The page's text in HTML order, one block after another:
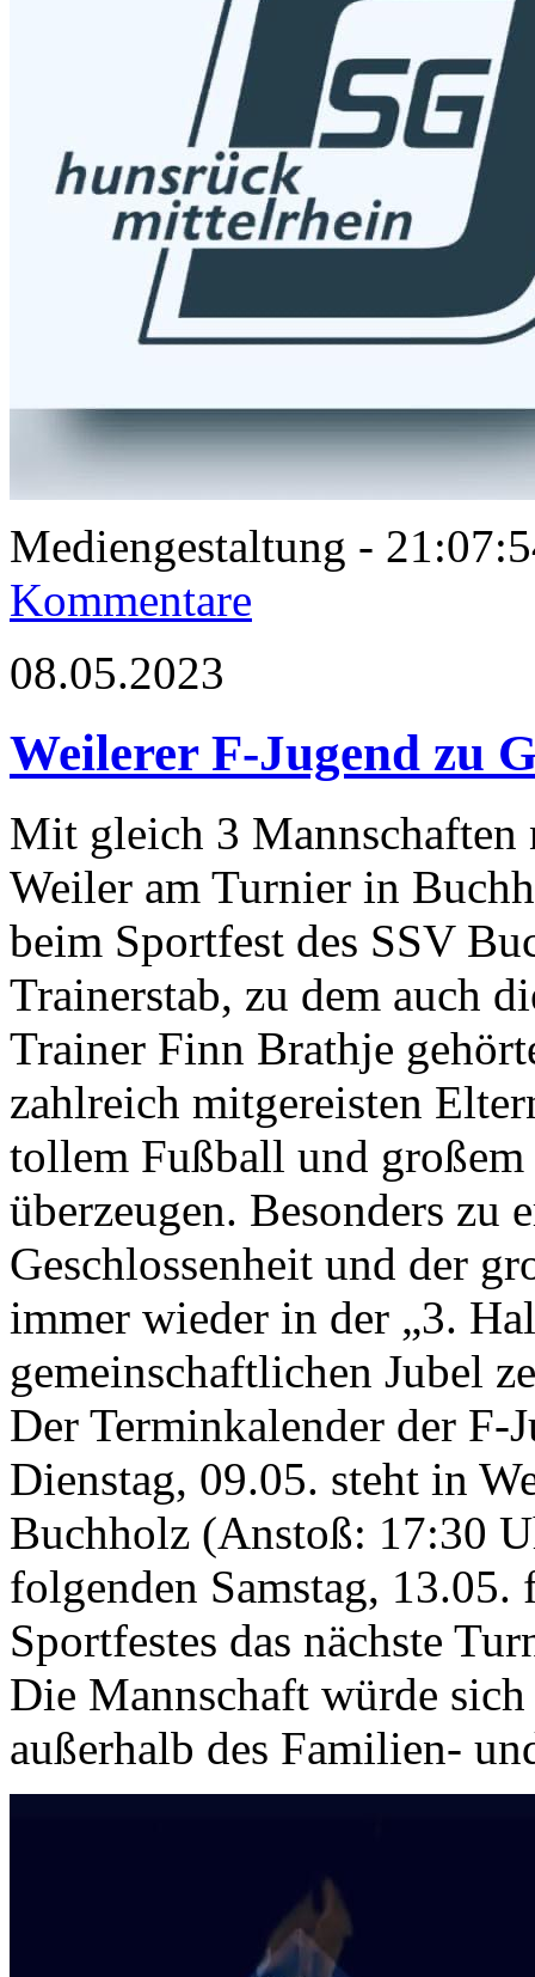
Mediengestaltung -
Kommentare
08.05.2023
Weilerer F-Jugend zu
Mit gleich 3 Mannschaften
Weiler am Turnier in
beim Sportfest des SSV
Trainerstab, zu dem auch
Trainer Finn Brathje
zahlreich mitgereisten
tollem Fußball und
überzeugen. Besonders zu
Geschlossenheit und der
immer wieder in der „3.
gemeinschaftlichen Jubel
Der Terminkalender der
Dienstag, 09.05. steht in
Buchholz (Anstoß: 17:30
folgenden Samstag,
Sportfestes das nächste
Die Mannschaft würde
außerhalb des Familien-